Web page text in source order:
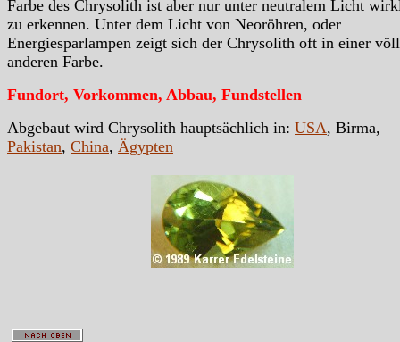
Farbe des Chrysolith ist aber nur unter neutralem Licht
zu erkennen. Unter dem Licht von Neoröhren, oder
Energiesparlampen zeigt sich der Chrysolith oft in einer
anderen Farbe.
Fundort, Vorkommen, Abbau, Fundstellen
Abgebaut wird Chrysolith hauptsächlich in: USA, Birma,
Pakistan, China, Ägypten